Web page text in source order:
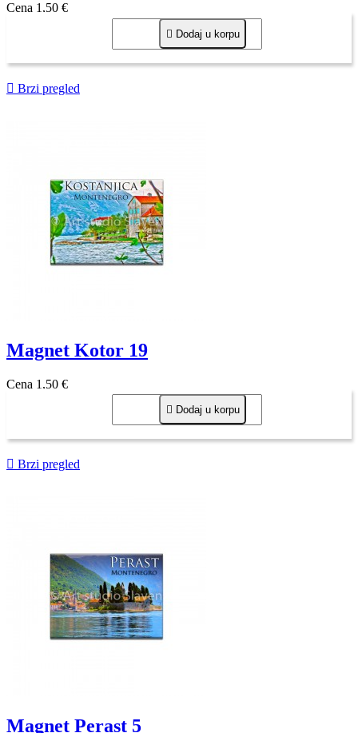
Cena 1,50 €
 Dodaj u korpu
 Brzi pregled
Magnet Kotor 19
Cena 1,50 €
 Dodaj u korpu
 Brzi pregled
Magnet Perast 5